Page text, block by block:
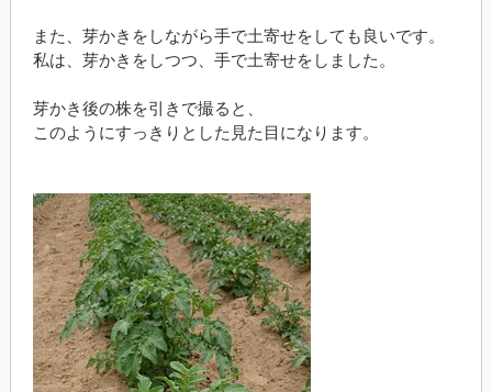
また、芽かきをしながら手で土寄せをしても良いです。
私は、芽かきをしつつ、手で土寄せをしました。
芽かき後の株を引きで撮ると、
このようにすっきりとした見た目になります。